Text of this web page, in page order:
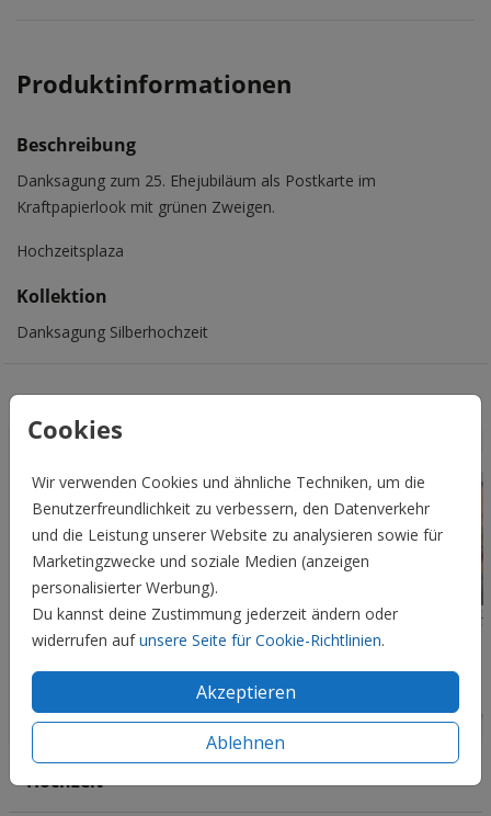
Cookies
Wir verwenden Cookies und ähnliche Techniken, um die
Benutzerfreundlichkeit zu verbessern, den Datenverkehr
und die Leistung unserer Website zu analysieren sowie für
Marketingzwecke und soziale Medien (anzeigen
personalisierter Werbung).
Du kannst deine Zustimmung jederzeit ändern oder
widerrufen aufunsere Seite für Cookie-Richtlinien.
Akzeptieren
Ablehnen
Produktinformationen
Beschreibung
Danksagung zum 25. Ehejubiläum als Postkarte im
Kraftpapierlook mit grünen Zweigen.
Hochzeitsplaza
Kollektion
Danksagung Silberhochzeit
Das könnte Euch auch gefallen
Hochzeit